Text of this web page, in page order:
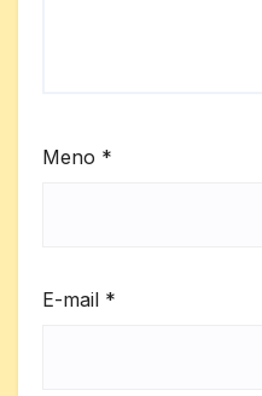
Meno *
E-mail *